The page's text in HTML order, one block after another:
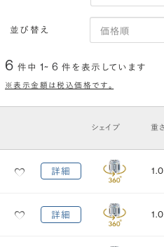
I
VS2 VS1 VVS2
カット(輝き)
Excellent 3EX
鑑定機関
並び替え
6 件中1~ 6件を表示しています
※表示金額は税込価格です。
シェイプ 重さ
詳細
詳細